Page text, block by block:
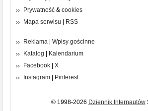
Prywatność & cookies
Mapa serwisu
RSS
Reklama
Wpisy gościnne
Katalog
Kalendarium
Facebook
X
Instagram
Pinterest
© 1998-2026 Dziennik Internautów